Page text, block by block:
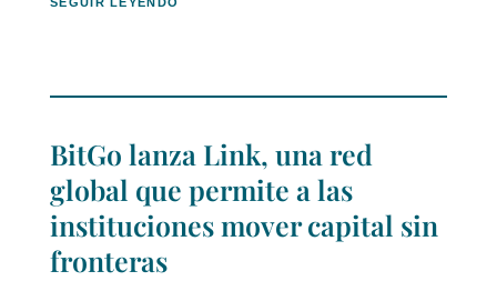
BitGo lanza Link, una red
global que permite a las
instituciones mover capital sin
fronteras